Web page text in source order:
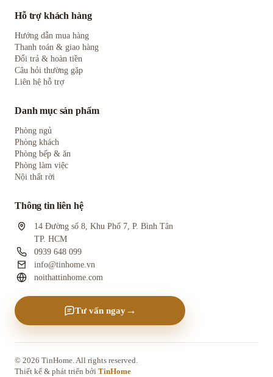
Hỗ trợ khách hàng
Hướng dẫn mua hàng
Thanh toán & giao hàng
Đổi trả & hoàn tiền
Câu hỏi thường gặp
Liên hệ hỗ trợ
Danh mục sản phẩm
Phòng ngủ
Phòng khách
Phòng bếp & ăn
Phòng làm việc
Nội thất rời
Thông tin liên hệ
14 Đường số 8, Khu Phố 7, P. Bình Tân
TP. HCM
0939 648 099
info@tinhome.vn
noithattinhome.com
Tư vấn ngay→
© 2026 TinHome. All rights reserved.
Thiết kế & phát triển bởi TinHome